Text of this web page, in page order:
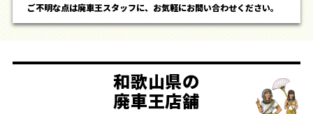
ご不明な点は廃車王スタッフに、お気軽にお問い合わせください。
和歌山県の
廃車王店舗